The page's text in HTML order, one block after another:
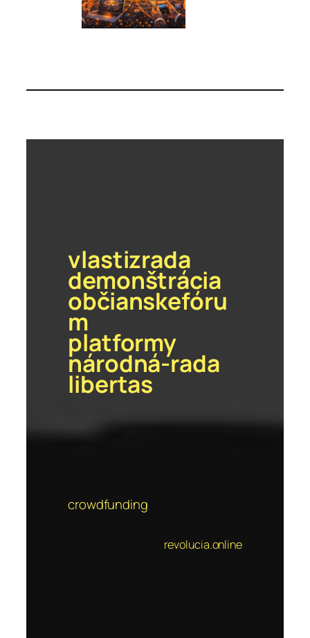
vlastizrada
demonštrácia
občianskefóru
m
platformy
národná-rada
libertas
crowdfunding
revolucia.online